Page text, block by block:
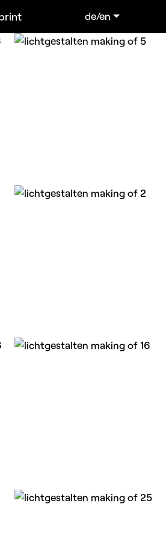
de/en